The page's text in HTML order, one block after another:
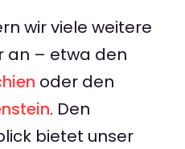
wir viele weitere
an – etwa den
oder den
. Den
bietet unser